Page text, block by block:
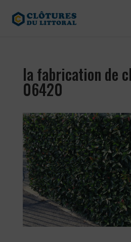
la fabrication de
06420